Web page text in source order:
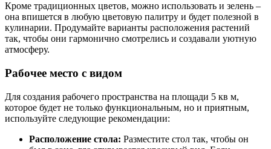
Кроме традиционных цветов, можно использовать и зелень –
она впишется в любую цветовую палитру и будет полезной в
кулинарии. Продумайте варианты расположения растений
так, чтобы они гармонично смотрелись и создавали уютную
атмосферу.
Рабочее место с видом
Для создания рабочего пространства на площади 5 кв м,
которое будет не только функциональным, но и приятным,
используйте следующие рекомендации:
Расположение стола: Разместите стол так, чтобы он